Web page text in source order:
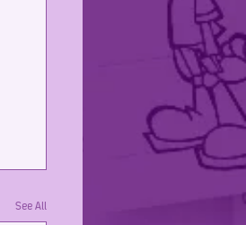
See All